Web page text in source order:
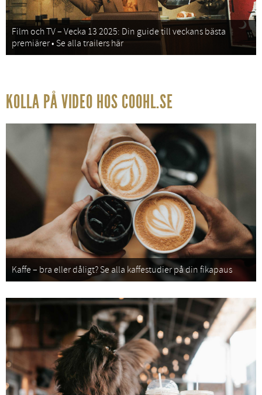
Film och TV – Vecka 13 2025: Din guide till veckans bästa
premiärer • Se alla trailers här
KOLLA PÅ VIDEO HOS COOHL.SE
Kaffe – bra eller dåligt? Se alla kaffestudier på din fikapaus